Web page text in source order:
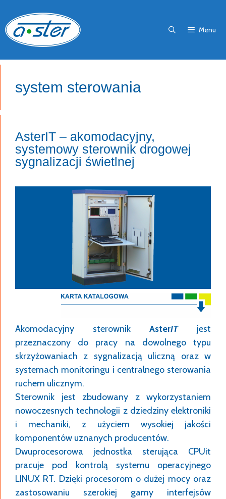
do
treści
Menu
system sterowania
AsterIT – akomodacyjny,
systemowy sterownik drogowej
sygnalizacji świetlnej
Akomodacyjny sterownik AsterITjest
przeznaczony do pracy na dowolnego typu
skrzyżowaniach z sygnalizacją uliczną oraz w
systemach monitoringu i centralnego sterowania
ruchem ulicznym.
Sterownik jest zbudowany z wykorzystaniem
nowoczesnych technologii z dziedziny elektroniki
i mechaniki, z użyciem wysokiej jakości
komponentów uznanych producentów.
Dwuprocesorowa jednostka sterująca CPUit
pracuje pod kontrolą systemu operacyjnego
LINUX RT. Dzięki procesorom o dużej mocy oraz
zastosowaniu szerokiej gamy interfejsów